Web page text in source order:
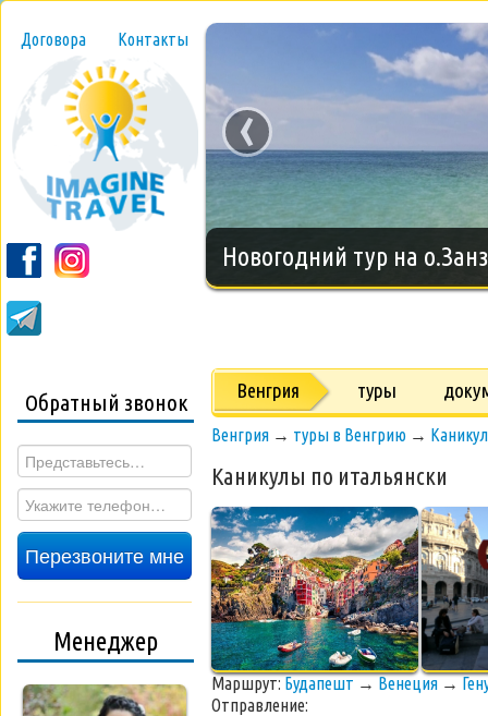
Договора Контакты
Новогодний тур на
‹
Обратный звонок
Перезвоните мне
Менеджер
Венгрия туры
Венгрия → туры в Венгрию →
Каникулы по итальянски
Маршрут: Будапешт → Венеция →
Отправление: